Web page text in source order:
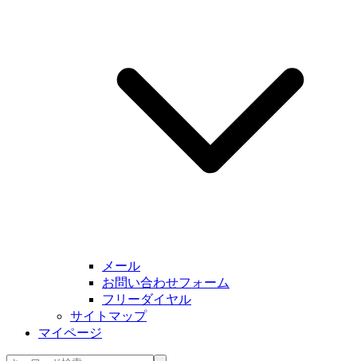
メール
お問い合わせフォーム
フリーダイヤル
サイトマップ
マイページ